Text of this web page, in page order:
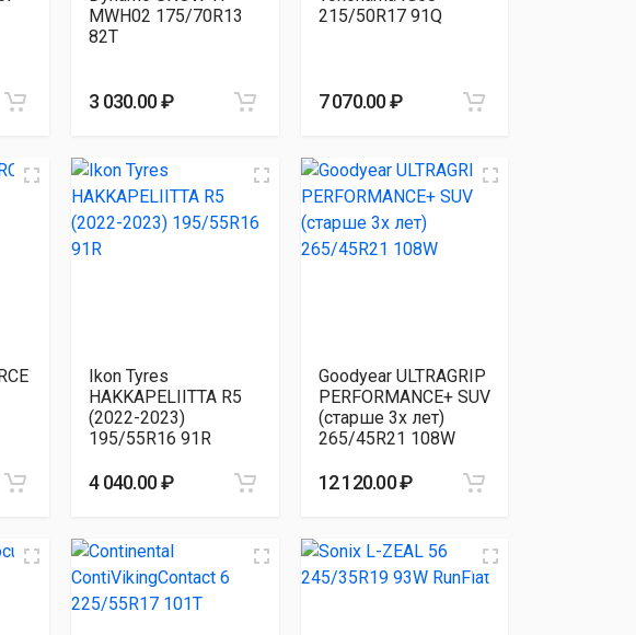
MWH02 175/70R13
82T
3 030.00 ₽
215/50R17 91Q
7 070.00 ₽
Ikon Tyres
HAKKAPELIITTA R5
(2022-2023)
195/55R16 91R
4 040.00 ₽
Goodyear ULTRAGRIP
PERFORMANCE+ SUV
(старше 3х лет)
265/45R21 108W
12 120.00 ₽